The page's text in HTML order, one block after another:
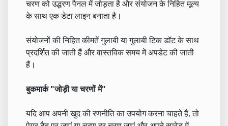
चरण को उद्धरण पैनल में जोड़ता है और संयोजन के निहित मूल्य
के साथ एक डेटा लाइन बनाता है।
संयोजनों की निहित कीमतें गुलाबी या गुलाबी टिक डॉट के साथ
प्रदर्शित की जाती हैं और वास्तविक समय में अपडेट की जाती
हैं।
बुकमार्क "जोड़ी या चरणों में"
यदि आप अपनी खुद की रणनीति का उपयोग करना चाहते हैं, तो